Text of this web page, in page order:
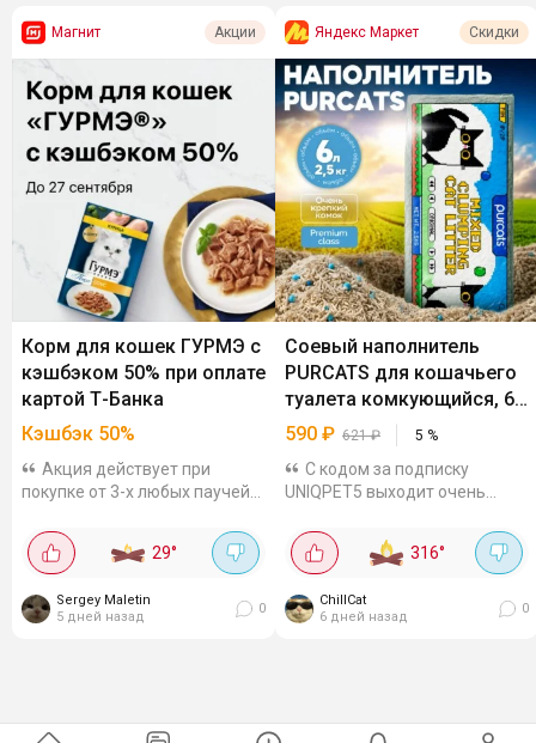
Магнит Акции
Корм для кошек ГУРМЭ с
кэшбэком 50% при оплате
картой Т-Банка
Кэшбэк 50%
Акция действует при
покупке от 3-х любых паучей
онлайн магазинах, кроме
Wildberries. Максимум вернут
29°
Sergey Maletin
5 дней назад
0
Яндекс Маркет Скидки
Соевый наполнитель
PURCATS для кошачьего
туалета комкующийся, 6
л
590 ₽ 621₽ 5 %
С кодом за подписку
UNIQPET5 выходит очень
площадках от тысячи стоит к
примеру, WBНатуральный
бентонита с
дезодорирующими...
316°
ChillCat
6 дней назад
0